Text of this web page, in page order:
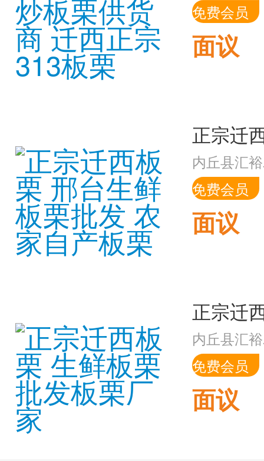
免费会员
面议
内丘县汇
免费会员
面议
内丘县汇
免费会员
面议